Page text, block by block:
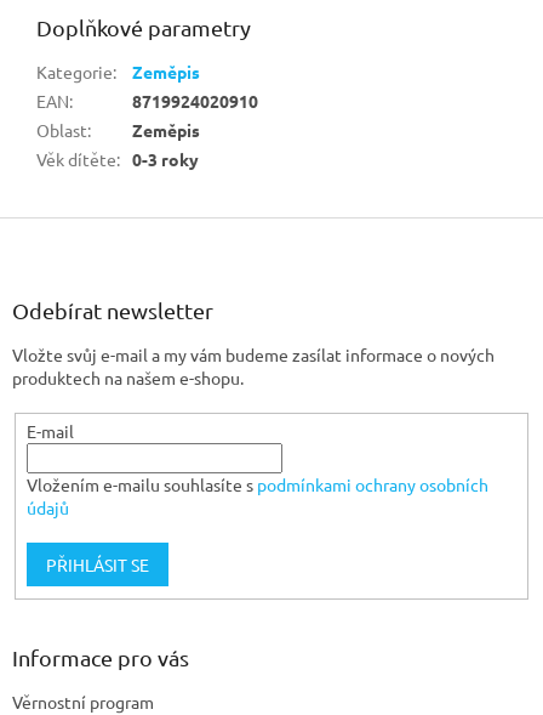
Doplňkové parametry
Kategorie:
Zeměpis
EAN:
8719924020910
Oblast:
Zeměpis
Věk dítěte: 0-3 roky
Z
Odebírat newsletter
Vložte svůj e-mail a my vám budeme zasílat informace o nových
produktech na našem e-shopu.
E-mail
Vložením e-mailu souhlasíte s podmínkami ochrany osobních
údajů
PŘIHLÁSIT SE
Informace pro vás
Věrnostní program